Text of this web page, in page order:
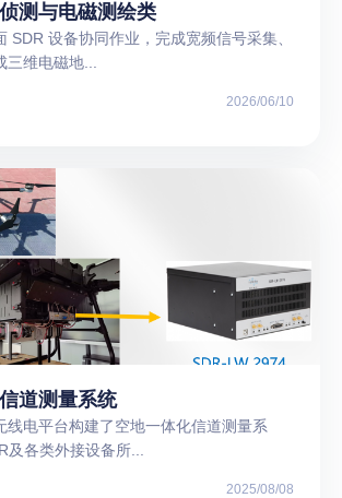
测与电磁测绘类
SDR 设备协同作业，完成宽频信号采集、
维电磁地...
2026/06/10
道测量系统
线电平台构建了空地一体化信道测量系
及各类外接设备所...
2025/08/08